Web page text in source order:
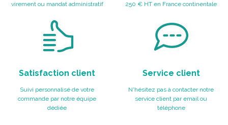
virement ou mandat administratif
250 € HT en France continentale
Satisfaction client
Suivi personnalisé de votre
commande par notre équipe
dédiée
Service client
N'hésitez pas à contacter notre
service client par email ou
téléphone